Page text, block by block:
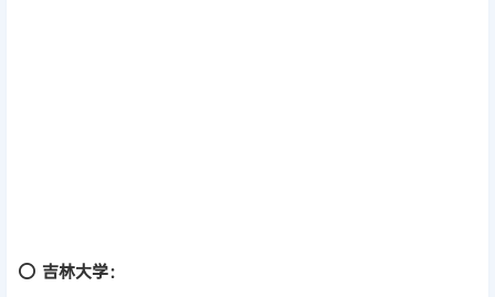
⭕ 吉林大学：